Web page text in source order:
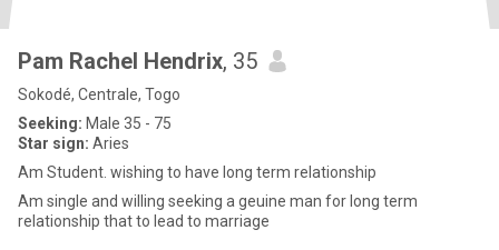
Pam Rachel Hendrix, 35
Sokodé, Centrale, Togo
Seeking: Male 35 - 75
Star sign: Aries
Am Student. wishing to have long term relationship
Am single and willing seeking a geuine man for long term
relationship that to lead to marriage